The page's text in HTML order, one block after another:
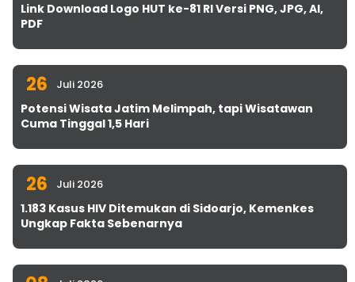
Link Download Logo HUT ke-81 RI Versi PNG, JPG, AI,
PDF
26 Juli 2026
Potensi Wisata Jatim Melimpah, tapi Wisatawan
Cuma Tinggal 1,5 Hari
26 Juli 2026
1.183 Kasus HIV Ditemukan di Sidoarjo, Kemenkes
Ungkap Fakta Sebenarnya